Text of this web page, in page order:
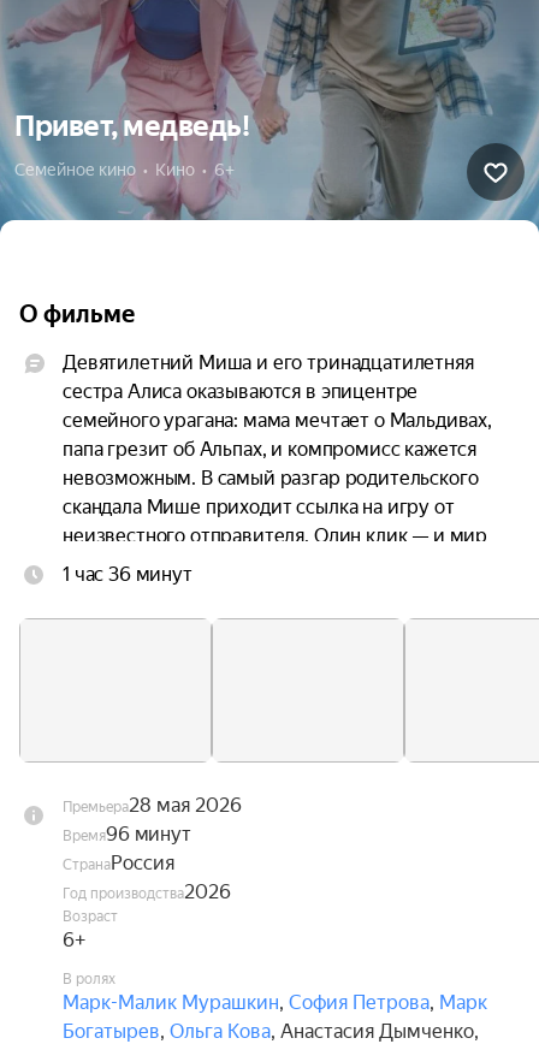
Привет, медведь!
Семейное кино  •  Кино  •  6+
О фильме
Девятилетний Миша и его тринадцатилетняя
сестра Алиса оказываются в эпицентре
семейного урагана: мама мечтает о Мальдивах,
папа грезит об Альпах, и компромисс кажется
невозможным. В самый разгар родительского
скандала Мише приходит ссылка на игру от
неизвестного отправителя. Один клик — и мир
замирает: застывшая в воздухе кофейная чашка,
прохожие и птицы.
фоне известных достопримечательностей и
разгадав загадки, они смогут пройти все уровни
игры и вернуть мир к жизни.
1 час 36 минут
Премьера28 мая 2026
Время96 минут
СтранаРоссия
Год производства2026
Возраст
6+
В ролях
Марк-Малик Мурашкин, София Петрова, Марк
Богатырев, Ольга Кова, Анастасия Дымченко,